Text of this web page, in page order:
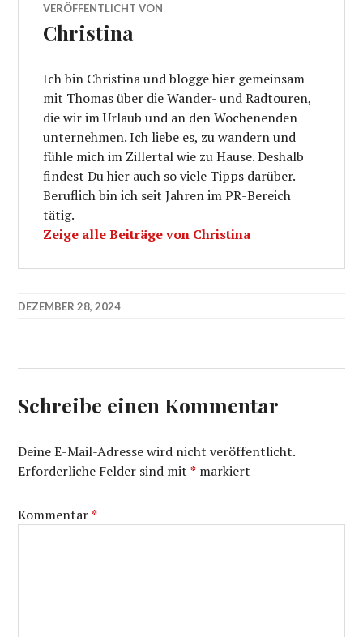
VERÖFFENTLICHT VON
Christina
Ich bin Christina und blogge hier gemeinsam
mit Thomas über die Wander- und Radtouren,
die wir im Urlaub und an den Wochenenden
unternehmen. Ich liebe es, zu wandern und
fühle mich im Zillertal wie zu Hause. Deshalb
findest Du hier auch so viele Tipps darüber.
Beruflich bin ich seit Jahren im PR-Bereich
tätig.
Zeige alle Beiträge von Christina
DEZEMBER 28, 2024
Schreibe einen Kommentar
Deine E-Mail-Adresse wird nicht veröffentlicht.
Erforderliche Felder sind mit* markiert
Kommentar*